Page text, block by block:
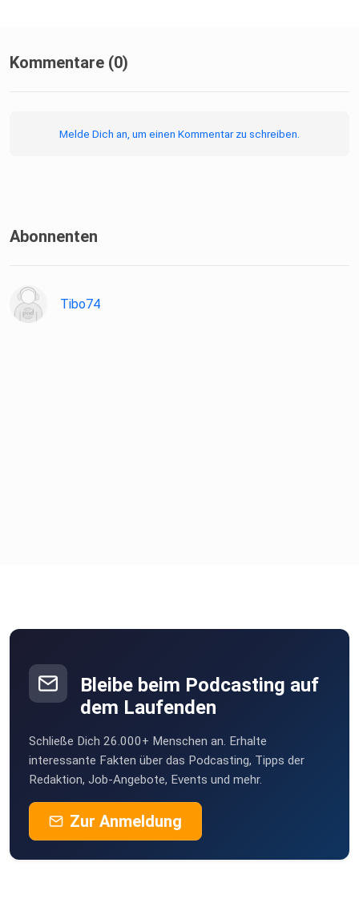
Kommentare (0)
Melde Dich an, um einen Kommentar zu schreiben.
Abonnenten
Tibo74
Bleibe beim Podcasting auf
dem Laufenden
Schließe Dich 26.000+ Menschen an. Erhalte
interessante Fakten über das Podcasting, Tipps der
Redaktion, Job-Angebote, Events und mehr.
Zur Anmeldung